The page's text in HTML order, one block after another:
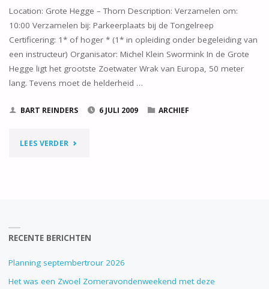
Location: Grote Hegge – Thorn Description: Verzamelen om:
10:00 Verzamelen bij: Parkeerplaats bij de Tongelreep
Certificering: 1* of hoger * (1* in opleiding onder begeleiding van
een instructeur) Organisator: Michel Klein Swormink In de Grote
Hegge ligt het grootste Zoetwater Wrak van Europa, 50 meter
lang. Tevens moet de helderheid …
BART REINDERS 6 JULI 2009 ARCHIEF
LEES VERDER "ZONDAGSDUIK
RECENTE BERICHTEN
Planning septembertrour 2026
Het was een Zwoel Zomeravondenweekend met deze